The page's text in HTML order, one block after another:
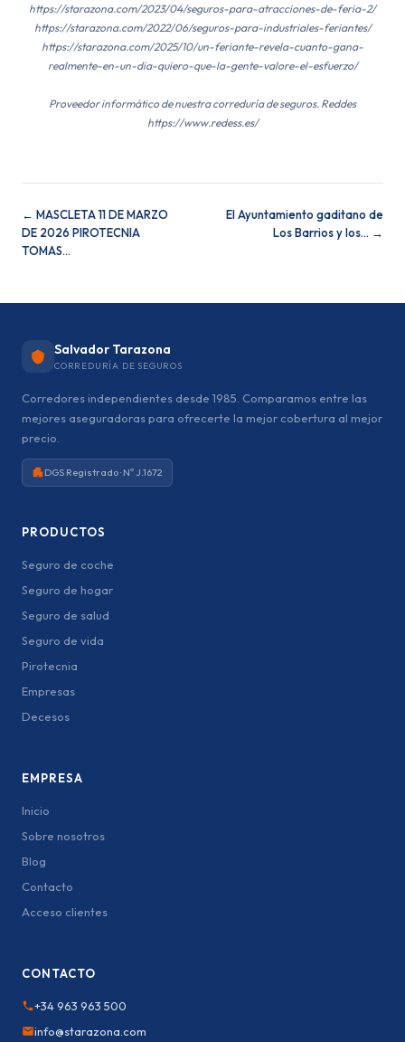
https://starazona.com/2023/04/seguros-para-atracciones-de-feria-2/
https://starazona.com/2022/06/seguros-para-industriales-feriantes/
https://starazona.com/2025/10/un-feriante-revela-cuanto-gana-
realmente-en-un-dia-quiero-que-la-gente-valore-el-esfuerzo/
Proveedor informático de nuestra correduría de seguros. Reddes
https://www.redess.es/
← MASCLETA 11 DE MARZO
DE 2026 PIROTECNIA
TOMAS…
El Ayuntamiento gaditano de
Los Barrios y los… →
Salvador Tarazona
CORREDURÍA DE SEGUROS
Corredores independientes desde 1985. Comparamos entre las
mejores aseguradoras para ofrecerte la mejor cobertura al mejor
precio.
DGS Registrado · Nº J.1672
PRODUCTOS
Seguro de coche
Seguro de hogar
Seguro de salud
Seguro de vida
Pirotecnia
Empresas
Decesos
EMPRESA
Inicio
Sobre nosotros
Blog
Contacto
Acceso clientes
CONTACTO
+34 963 963 500
info@starazona.com